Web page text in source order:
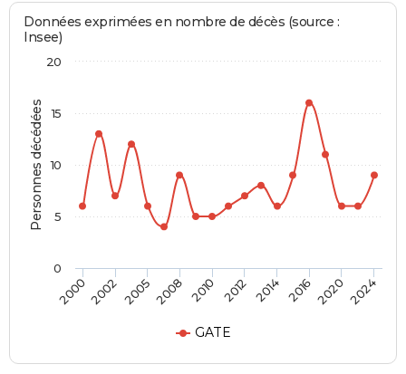
Personnes décédées
Données exprimées en nombre de décès (source :
Insee)
GATE
20002002 20052008 2010 2012 2014 2016 2020 2024
0
5
10
15
20